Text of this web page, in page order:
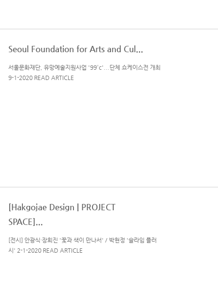
Seoul Foundation for Arts and Cul...
서울문화재단, 유망예술지원사업 '99˚c'...단체 쇼케이스전 개최
9-1-2020 READ ARTICLE
[Hakgojae Design | PROJECT
SPACE]...
[전시] 안광식·장희진 '꽃과 색이 만나서' / 박현정 '슬라임 플러
시' 2-1-2020 READ ARTICLE